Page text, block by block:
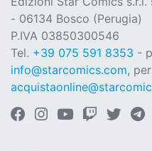
- 06134 Bosco (Perugia)
P.IVA 03850300546
Tel. +39 075 591 8353 -
info@starcomics.com,